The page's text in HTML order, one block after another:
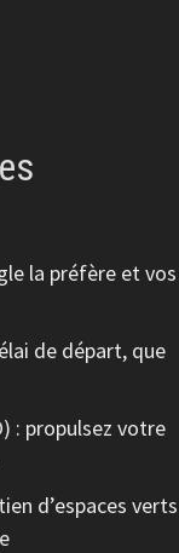
la préfère et vos
de départ, que
: propulsez votre
d’espaces verts